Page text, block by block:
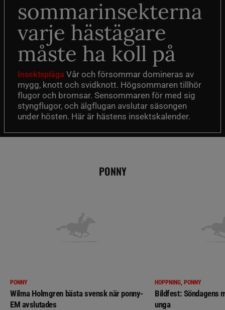
sommarinsekterna
varje hästägare
måste ha koll på
Insektsplåga Vår och försommar domineras av
mygg, knott och svidknott. Högsommaren tillhör
flugor och bromsar. Sensommaren för med sig
styngflugor, och älgflugan avslutar säsongen
under hösten. Här är hästens insektskalender.
PONNY
PONNY
Wilma Holmgren bästa svensk när ponny-
EM avslutades
HOPPNING, PONNY
Bildfest: Söndagens
unga